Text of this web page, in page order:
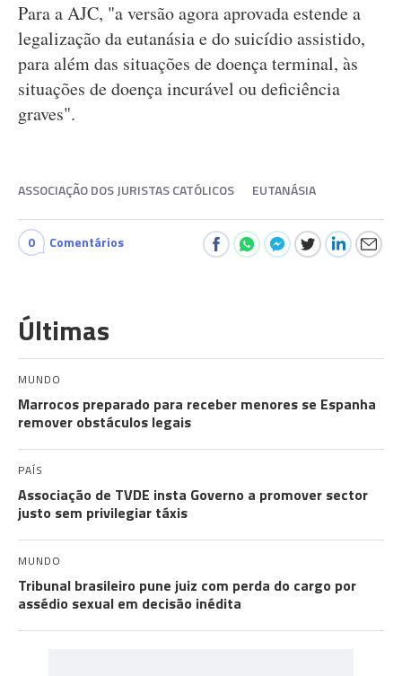
Para a AJC, "a versão agora aprovada estende a
legalização da eutanásia e do suicídio assistido,
para além das situações de doença terminal, às
situações de doença incurável ou deficiência
graves".
ASSOCIAÇÃO DOS JURISTAS CATÓLICOS EUTANÁSIA
0 Comentários
Últimas
MUNDO
Marrocos preparado para receber menores se Espanha
remover obstáculos legais
PAÍS
Associação de TVDE insta Governo a promover sector
justo sem privilegiar táxis
MUNDO
Tribunal brasileiro pune juiz com perda do cargo por
assédio sexual em decisão inédita